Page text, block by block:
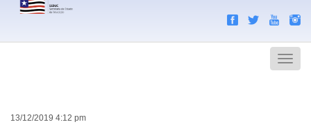
Menu
13/12/2019 4:12 pm